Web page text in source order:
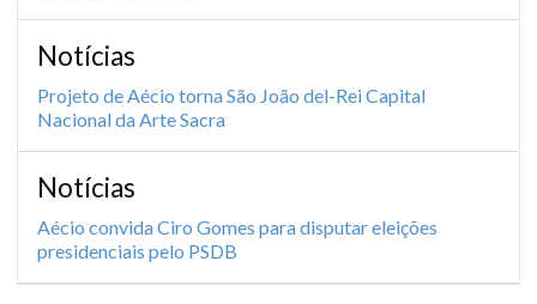
Notícias
Projeto de Aécio torna São João del-Rei Capital
Nacional da Arte Sacra
Notícias
Aécio convida Ciro Gomes para disputar eleições
presidenciais pelo PSDB